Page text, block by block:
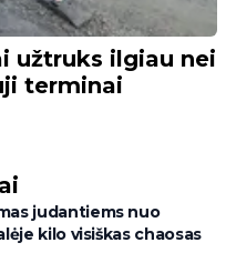
užtruks ilgiau nei
terminai
judantiems nuo
kilo visiškas chaosas